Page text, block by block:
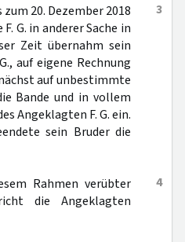
3
20. Dezember 2018
G. in anderer Sache in
Zeit übernahm sein
auf eigene Rechnung
auf unbestimmte
Bande und in vollem
Angeklagten F. G. ein.
sein Bruder die
4
Rahmen verübter
die Angeklagten